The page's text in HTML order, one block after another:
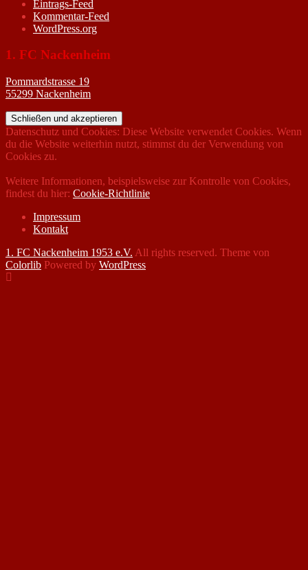
Eintrags-Feed
Kommentar-Feed
WordPress.org
1. FC Nackenheim
Pommardstrasse 19
55299 Nackenheim
Datenschutz und Cookies: Diese Website verwendet Cookies. Wenn
du die Website weiterhin nutzt, stimmst du der Verwendung von
Cookies zu.
Weitere Informationen, beispielsweise zur Kontrolle von Cookies,
findest du hier: Cookie-Richtlinie
Impressum
Kontakt
1. FC Nackenheim 1953 e.V. All rights reserved. Theme von
Colorlib Powered by WordPress